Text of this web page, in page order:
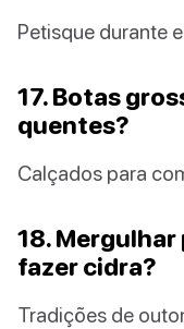
Petisque durante
17. Botas
quentes?
Calçados para
18. Mergulhar
fazer cidra?
Tradições de